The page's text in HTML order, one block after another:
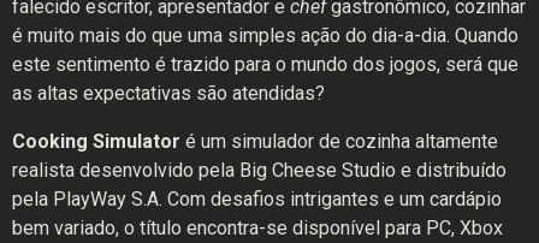
falecido escritor, apresentador e chefgastronômico, cozinhar
é muito mais do que uma simples ação do dia-a-dia. Quando
este sentimento é trazido para o mundo dos jogos, será que
as altas expectativas são atendidas?
Cooking Simulator é um simulador de cozinha altamente
realista desenvolvido pela Big Cheese Studio e distribuído
pela PlayWay S.A. Com desafios intrigantes e um cardápio
bem variado, o título encontra-se disponível para PC, Xbox